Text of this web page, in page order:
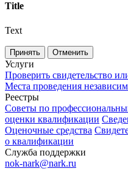
Title
Text
Принять Отменить
Услуги
Проверить свидетельство
Места проведения
Реестры
Советы по
оценки квалификации
Оценочные средства
о квалификации
Служба поддержки
nok-nark@nark.ru